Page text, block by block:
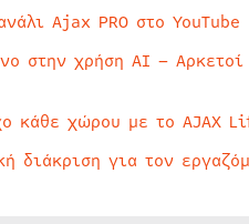
Ajax PRO στο YouTube
στην χρήση AI –
κάθε χώρου με το AJAX
για τον